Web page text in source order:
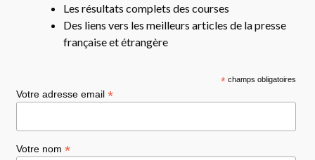
Les résultats complets des courses
Des liens vers les meilleurs articles de la presse
française et étrangère
* champs obligatoires
Votre adresse email *
Votre nom *